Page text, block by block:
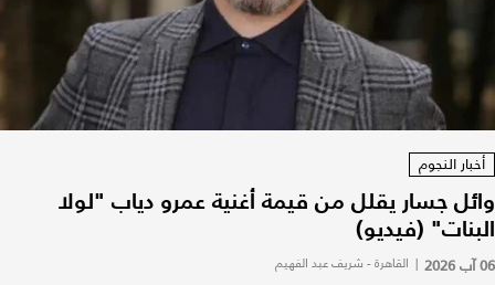
أخبار النجوم
وائل جسار يقلل من قيمة أغنية عمرو دياب "لولا
البنات" (فيديو)
06 آب 2026 | القاهرة - شريف عبد الفهيم